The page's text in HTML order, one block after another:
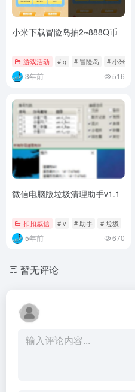
小米下载冒险岛抽2~888Q币
游戏活动 # q # 冒险岛 # 小米
3年前 516
微信电脑版垃圾清理助手v1.1
扣扣威信 # v # 助手 # 垃圾
5年前 670
暂无评论